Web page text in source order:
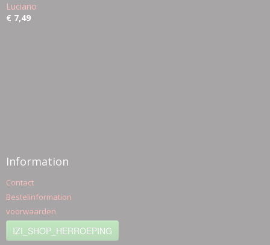
Luciano
€ 7,49
Information
Contact
Bestelinformation
voorwaarden
IZI_SHOP_HERROEPING